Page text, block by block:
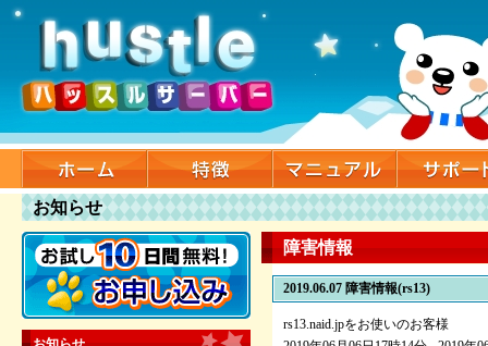
お知らせ
障害情報
2019.06.07 障害情報(rs13)
rs13.naid.jpをお使いのお客様